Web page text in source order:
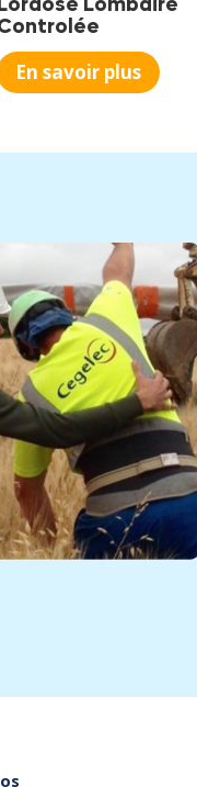
En savoir plus